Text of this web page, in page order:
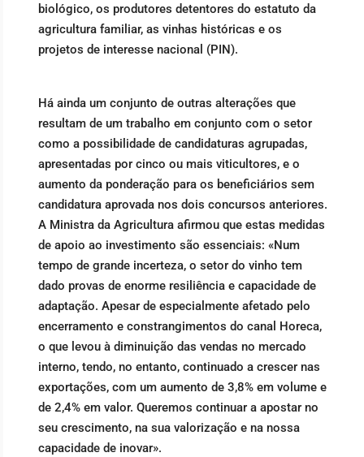
biológico, os produtores detentores do estatuto da
agricultura familiar, as vinhas históricas e os
projetos de interesse nacional (PIN).
Há ainda um conjunto de outras alterações que
resultam de um trabalho em conjunto com o setor
como a possibilidade de candidaturas agrupadas,
apresentadas por cinco ou mais viticultores, e o
aumento da ponderação para os beneficiários sem
candidatura aprovada nos dois concursos anteriores.
A Ministra da Agricultura afirmou que estas medidas
de apoio ao investimento são essenciais: «Num
tempo de grande incerteza, o setor do vinho tem
dado provas de enorme resiliência e capacidade de
adaptação. Apesar de especialmente afetado pelo
encerramento e constrangimentos do canal Horeca,
o que levou à diminuição das vendas no mercado
interno, tendo, no entanto, continuado a crescer nas
exportações, com um aumento de 3,8% em volume e
de 2,4% em valor. Queremos continuar a apostar no
seu crescimento, na sua valorização e na nossa
capacidade de inovar».